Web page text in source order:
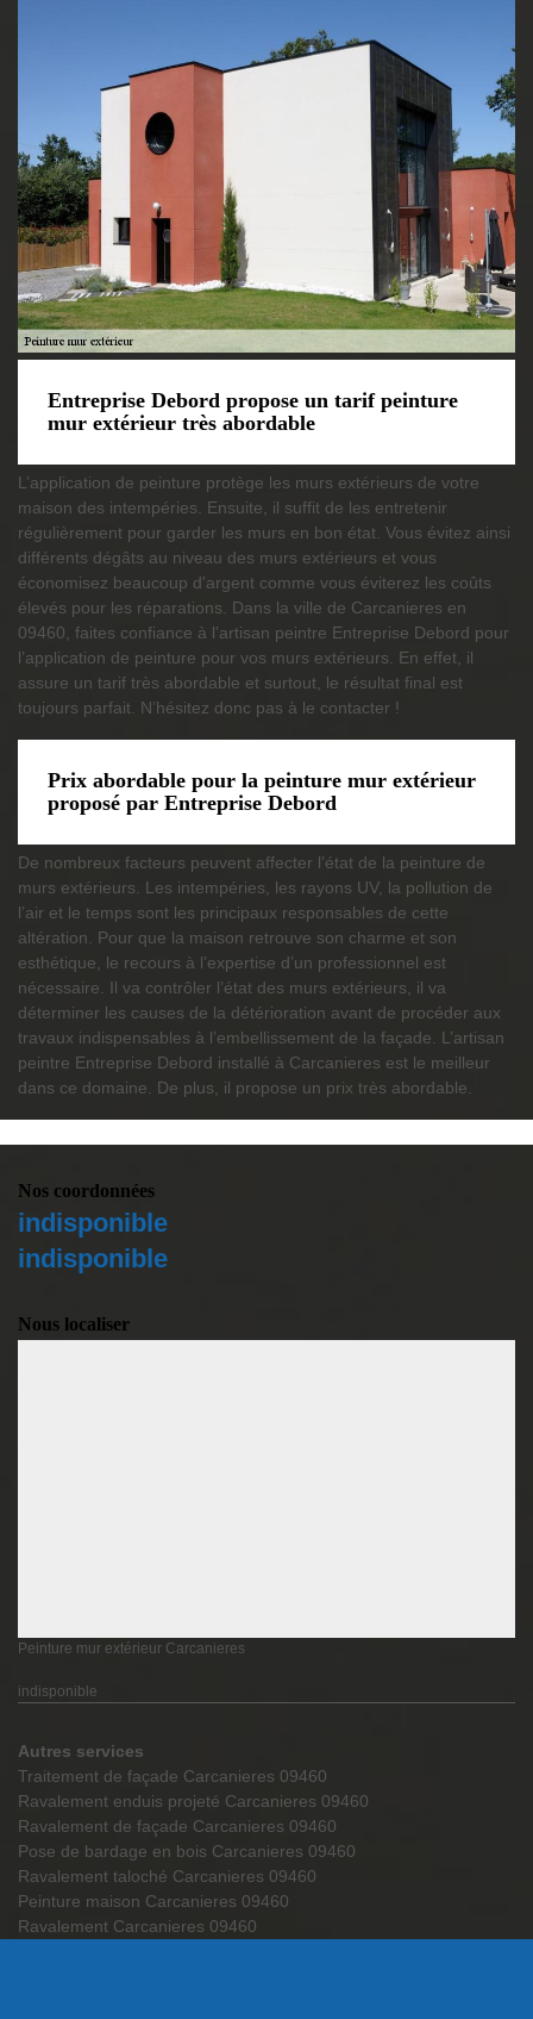
Entreprise Debord propose un tarif peinture
mur extérieur très abordable
L’application de peinture protège les murs extérieurs de votre
maison des intempéries. Ensuite, il suffit de les entretenir
régulièrement pour garder les murs en bon état. Vous évitez ainsi
différents dégâts au niveau des murs extérieurs et vous
économisez beaucoup d'argent comme vous éviterez les coûts
élevés pour les réparations. Dans la ville de Carcanieres en
09460, faites confiance à l’artisan peintre Entreprise Debord pour
l’application de peinture pour vos murs extérieurs. En effet, il
assure un tarif très abordable et surtout, le résultat final est
toujours parfait. N’hésitez donc pas à le contacter !
Prix abordable pour la peinture mur extérieur
proposé par Entreprise Debord
De nombreux facteurs peuvent affecter l’état de la peinture de
murs extérieurs. Les intempéries, les rayons UV, la pollution de
l’air et le temps sont les principaux responsables de cette
altération. Pour que la maison retrouve son charme et son
esthétique, le recours à l’expertise d’un professionnel est
nécessaire. Il va contrôler l’état des murs extérieurs, il va
déterminer les causes de la détérioration avant de procéder aux
travaux indispensables à l’embellissement de la façade. L’artisan
peintre Entreprise Debord installé à Carcanieres est le meilleur
dans ce domaine. De plus, il propose un prix très abordable.
Nos coordonnées
indisponible
indisponible
Nous localiser
Peinture mur extérieur Carcanieres
indisponible
Autres services
Traitement de façade Carcanieres 09460
Ravalement enduis projeté Carcanieres 09460
Ravalement de façade Carcanieres 09460
Pose de bardage en bois Carcanieres 09460
Ravalement taloché Carcanieres 09460
Peinture maison Carcanieres 09460
Ravalement Carcanieres 09460